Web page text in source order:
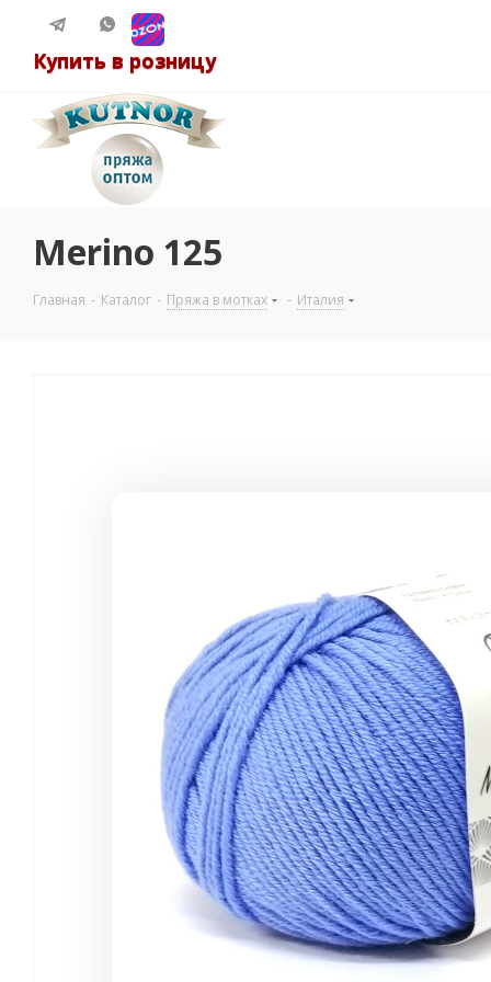
Купить в розницу
Merino 125
Главная - Каталог - Пряжа в мотках - Италия